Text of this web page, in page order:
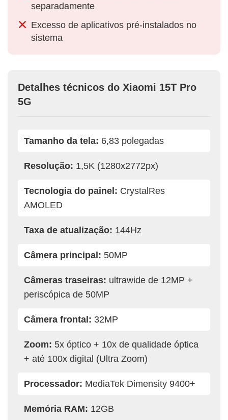
separadamente
Excesso de aplicativos pré-instalados no
sistema
Detalhes técnicos do Xiaomi 15T Pro
5G
Tamanho da tela: 6,83 polegadas
Resolução: 1,5K (1280x2772px)
Tecnologia do painel: CrystalRes
AMOLED
Taxa de atualização: 144Hz
Câmera principal: 50MP
Câmeras traseiras: ultrawide de 12MP +
periscópica de 50MP
Câmera frontal: 32MP
Zoom: 5x óptico + 10x de qualidade óptica
+ até 100x digital (Ultra Zoom)
Processador: MediaTek Dimensity 9400+
Memória RAM: 12GB